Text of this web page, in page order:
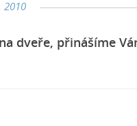
2010
dveře, přinášíme